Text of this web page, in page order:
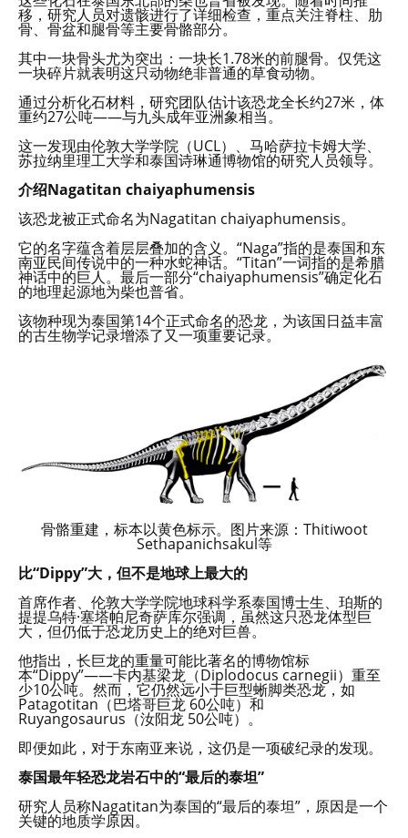
移，研究人员对遗骸进行了详细检查，重点关注脊柱、肋
骨、骨盆和腿骨等主要骨骼部分。
其中一块骨头尤为突出：一块长1.78米的前腿骨。仅凭这
一块碎片就表明这只动物绝非普通的草食动物。
通过分析化石材料，研究团队估计该恐龙全长约27米，体
重约27公吨——与九头成年亚洲象相当。
这一发现由伦敦大学学院（UCL）、马哈萨拉卡姆大学、
苏拉纳里理工大学和泰国诗琳通博物馆的研究人员领导。
介绍Nagatitan chaiyaphumensis
该恐龙被正式命名为Nagatitan chaiyaphumensis。
它的名字蕴含着层层叠加的含义。“Naga”指的是泰国和东
南亚民间传说中的一种水蛇神话。“Titan”一词指的是希腊
神话中的巨人。最后一部分“chaiyaphumensis”确定化石
的地理起源地为柴也普省。
该物种现为泰国第14个正式命名的恐龙，为该国日益丰富
的古生物学记录增添了又一项重要记录。
骨骼重建，标本以黄色标示。图片来源：Thitiwoot
Sethapanichsakul等
比“Dippy”大，但不是地球上最大的
首席作者、伦敦大学学院地球科学系泰国博士生、珀斯的
提提乌特·塞塔帕尼奇萨库尔强调，虽然这只恐龙体型巨
大，但仍低于恐龙历史上的绝对巨兽。
他指出，长巨龙的重量可能比著名的博物馆标
本“Dippy”——卡内基梁龙（Diplodocus carnegii）重至
少10公吨。然而，它仍然远小于巨型蜥脚类恐龙，如‌
Patagotitan（巴塔哥巨龙 60公吨）和
Ruyangosaurus（汝阳龙 50公吨）。
即便如此，对于东南亚来说，这仍是一项破纪录的发现。
泰国最年轻恐龙岩石中的“最后的泰坦”
研究人员称Nagatitan为泰国的“最后的泰坦”，原因是一个
关键的地质学原因。